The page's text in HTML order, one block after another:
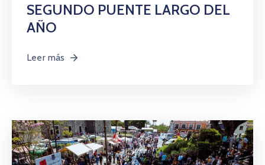
SEGUNDO PUENTE LARGO DEL
AÑO
Leer más